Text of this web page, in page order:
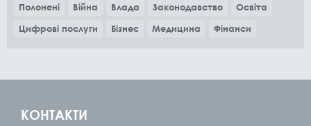
Полонені
Війна Влада Законодавство
Освіта
Цифрові послуги
Бізнес Медицина Фінанси
КОНТАКТИ